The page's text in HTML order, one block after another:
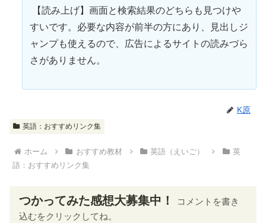
【読み上げ】画面と検索結果のどちらも見つけや
すいです。必要な内容が前半の方にあり、見出しジ
ャンプも使えるので、広告によるサイトの読みづら
さがありません。
K原
英語：おすすめリンク集
ホーム おすすめ教材 英語（えいご）
英
語：おすすめリンク集
つかってみた感想大募集中！
コメントを書き
込むをクリックしてね。